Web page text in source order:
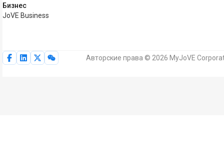
Бизнес
JoVE Business
Авторские права © 2026 MyJoVE